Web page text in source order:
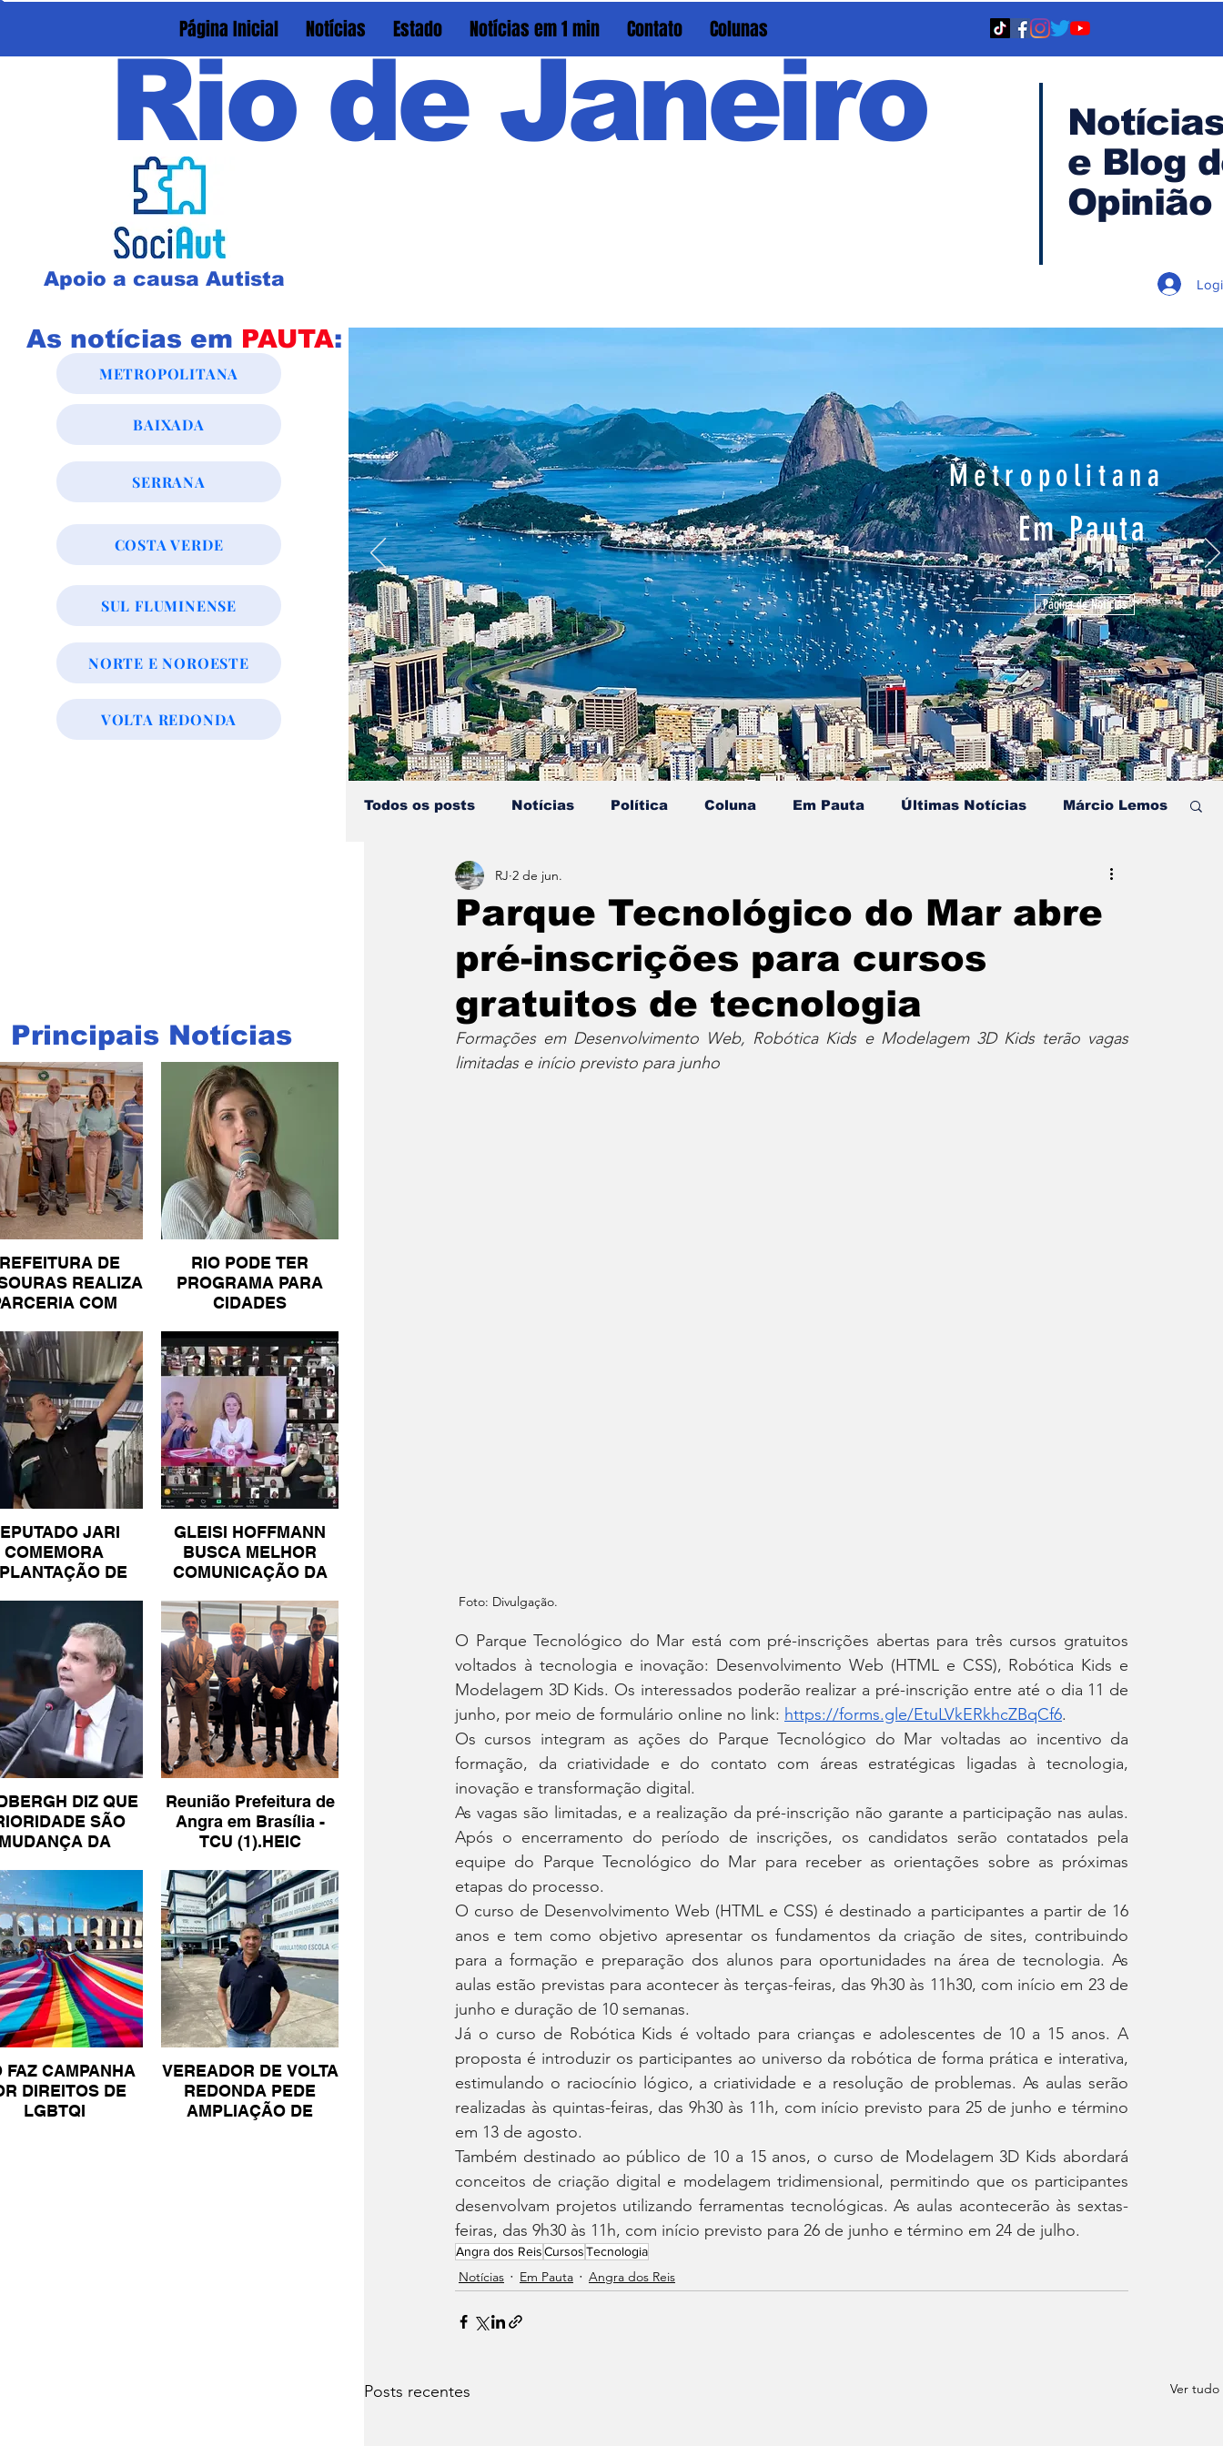
Página Inicial Notícias Estado Notícias em 1 min Contato Colunas
Rio de Janeiro
Apoio a causa Autista
e Blog
Opinião
As notícias em PAUTA:
METROPOLITANA
BAIXADA
SERRANA
COSTA VERDE
SUL FLUMINENSE
NORTE E NOROESTE
VOLTA REDONDA
Principais Notícias
DE
REALIZA
COM
RIO PODE TER
PROGRAMA PARA
CIDADES
JARI
COMEMORA
DE
GLEISI HOFFMANN
BUSCA MELHOR
COMUNICAÇÃO DA
DIZ QUE
SÃO
DA
DE IR
Reunião Prefeitura de
Angra em Brasília -
TCU (1).HEIC
FAZ CAMPANHA
DIREITOS DE
LGBTQI
VEREADOR DE VOLTA
REDONDA PEDE
AMPLIAÇÃO DE
Todos os posts Notícias Política Coluna Em Pauta Últimas Notícias Márcio Lemos
Estado do Rio Notícias em 1 min
Dois cafés e a conta Angra dos Reis Barra do Piraí Barra Mansa
Porto Real Palavra da Presidenta
Parque Tecnológico do Mar abre
pré-inscrições para cursos
gratuitos de tecnologia
RJ 2 de jun.
Formações em Desenvolvimento Web, Robótica Kids e Modelagem 3D Kids terão vagas
limitadas e início previsto para junho
Foto: Divulgação.
O Parque Tecnológico do Mar está com pré-inscrições abertas para três cursos gratuitos
voltados à tecnologia e inovação: Desenvolvimento Web (HTML e CSS), Robótica Kids e
Modelagem 3D Kids. Os interessados poderão realizar a pré-inscrição entre até o dia 11 de
junho, por meio de formulário online no link: https://forms.gle/EtuLVkERkhcZBqCf6.
Os cursos integram as ações do Parque Tecnológico do Mar voltadas ao incentivo da
formação, da criatividade e do contato com áreas estratégicas ligadas à tecnologia,
inovação e transformação digital.
As vagas são limitadas, e a realização da pré-inscrição não garante a participação nas aulas.
Após o encerramento do período de inscrições, os candidatos serão contatados pela
equipe do Parque Tecnológico do Mar para receber as orientações sobre as próximas
etapas do processo.
O curso de Desenvolvimento Web (HTML e CSS) é destinado a participantes a partir de 16
anos e tem como objetivo apresentar os fundamentos da criação de sites, contribuindo
para a formação e preparação dos alunos para oportunidades na área de tecnologia. As
aulas estão previstas para acontecer às terças-feiras, das 9h30 às 11h30, com início em 23 de
junho e duração de 10 semanas.
Já o curso de Robótica Kids é voltado para crianças e adolescentes de 10 a 15 anos. A
proposta é introduzir os participantes ao universo da robótica de forma prática e interativa,
estimulando o raciocínio lógico, a criatividade e a resolução de problemas. As aulas serão
realizadas às quintas-feiras, das 9h30 às 11h, com início previsto para 25 de junho e término
em 13 de agosto.
Também destinado ao público de 10 a 15 anos, o curso de Modelagem 3D Kids abordará
conceitos de criação digital e modelagem tridimensional, permitindo que os participantes
desenvolvam projetos utilizando ferramentas tecnológicas. As aulas acontecerão às sextas-
feiras, das 9h30 às 11h, com início previsto para 26 de junho e término em 24 de julho.
Angra dos ReisCursosTecnologia
Notícias Em Pauta Angra dos Reis
Posts recentes Ver tudo
Metropolitana
Em Pauta
Página de Notícias